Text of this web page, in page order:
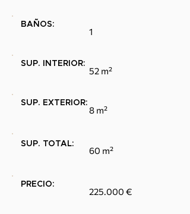
BAÑOS:
1
SUP. INTERIOR:
52 m²
SUP. EXTERIOR:
8 m²
SUP. TOTAL:
60 m²
PRECIO:
225.000 €